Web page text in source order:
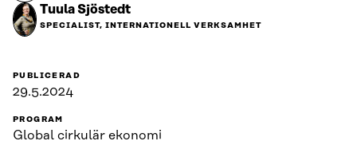
Tuula Sjöstedt
SPECIALIST, INTERNATIONELL VERKSAMHET
PUBLICERAD
29.5.2024
PROGRAM
Global cirkulär ekonomi